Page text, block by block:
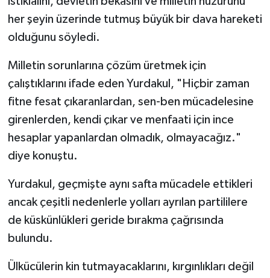
her şeyin üzerinde tutmuş büyük bir dava hareketi
olduğunu söyledi.
Milletin sorunlarına çözüm üretmek için
çalıştıklarını ifade eden Yurdakul, "Hiçbir zaman
fitne fesat çıkaranlardan, sen-ben mücadelesine
girenlerden, kendi çıkar ve menfaati için ince
hesaplar yapanlardan olmadık, olmayacağız."
diye konuştu.
Yurdakul, geçmişte aynı safta mücadele ettikleri
ancak çeşitli nedenlerle yolları ayrılan partililere
de küskünlükleri geride bırakma çağrısında
bulundu.
Ülkücülerin kin tutmayacaklarını, kırgınlıkları değil